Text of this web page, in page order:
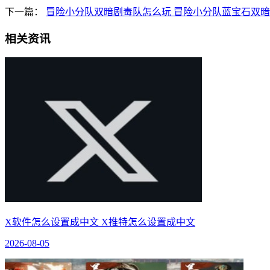
下一篇： 冒险小分队双暗剧毒队怎么玩 冒险小分队蓝宝石双
相关资讯
X软件怎么设置成中文 X推特怎么设置成中文
2026-08-05